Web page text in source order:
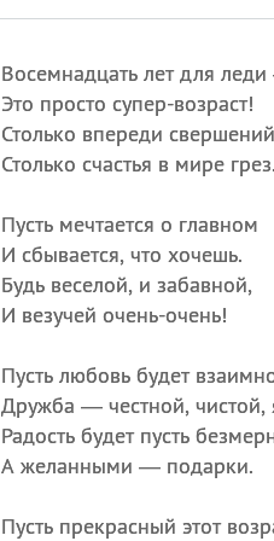
Восемнадцать лет для
Это просто супер-возраст!
Столько впереди
Столько счастья в мире грез.
Пусть мечтается о главном
И сбывается, что хочешь.
Будь веселой, и забавной,
И везучей очень-очень!
Пусть любовь будет
Дружба — честной, чистой,
Радость будет пусть
А желанными — подарки.
Пусть прекрасный этот